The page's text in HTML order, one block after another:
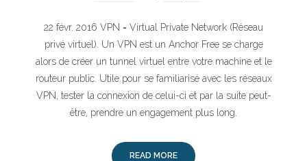
22 févr. 2016 VPN = Virtual Private Network (Réseau
privé virtuel). Un VPN est un Anchor Free se charge
alors de créer un tunnel virtuel entre votre machine et le
routeur public. Utile pour se familiarisé avec les réseaux
VPN, tester la connexion de celui-ci et par la suite peut-
être, prendre un engagement plus long.
READ MORE